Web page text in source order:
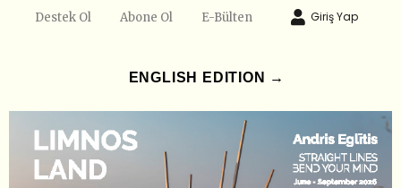
Destek Ol Abone Ol E-Bülten Giriş Yap
ENGLISH EDITION →